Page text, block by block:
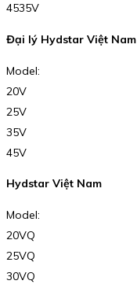
4535V
Đại lý Hydstar Việt Nam
Model:
20V
25V
35V
45V
Hydstar Việt Nam
Model:
20VQ
25VQ
30VQ